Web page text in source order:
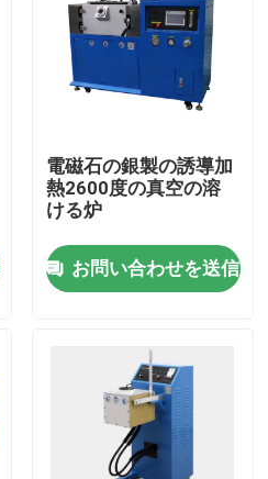
電磁石の銀製の誘導加
熱2600度の真空の溶
ける炉
お問い合わせを送信